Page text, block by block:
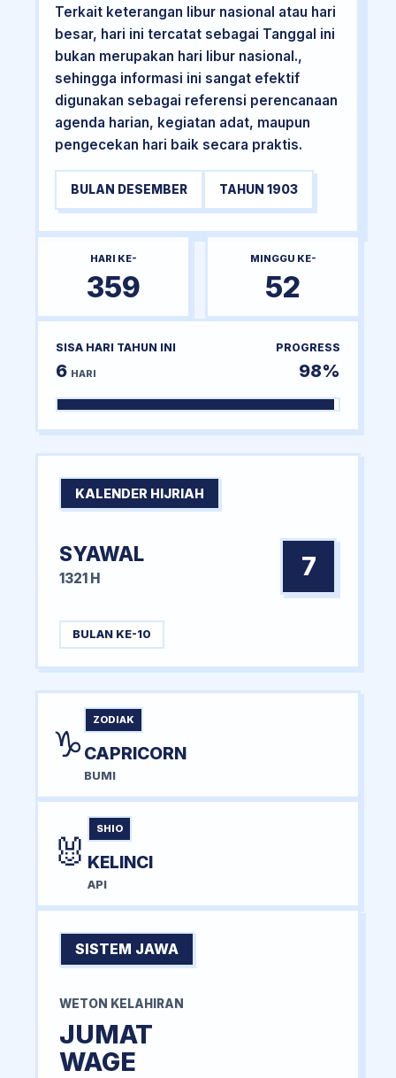
Terkait keterangan libur nasional atau hari
besar, hari ini tercatat sebagai Tanggal ini
bukan merupakan hari libur nasional.,
sehingga informasi ini sangat efektif
digunakan sebagai referensi perencanaan
agenda harian, kegiatan adat, maupun
pengecekan hari baik secara praktis.
BULAN DESEMBER TAHUN 1903
HARI KE-
359
MINGGU KE-
52
SISA HARI TAHUN INI
6 HARI
PROGRESS
98%
KALENDER HIJRIAH
SYAWAL
1321 H 7
BULAN KE-10
♑
ZODIAK
CAPRICORN
BUMI
🐰
SHIO
KELINCI
API
SISTEM JAWA
WETON KELAHIRAN
JUMAT
WAGE